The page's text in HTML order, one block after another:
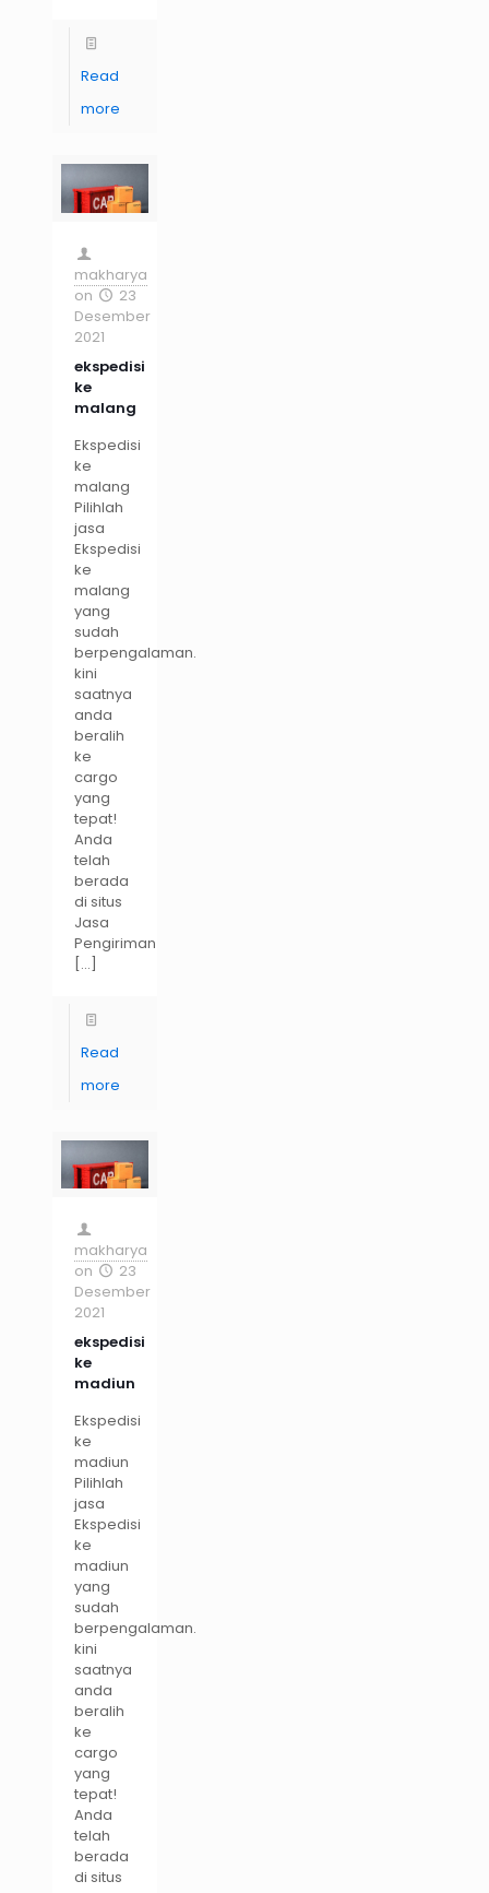
Read
more
makharya
on
23
Desember
2021
ekspedisi
ke
malang
Ekspedisi
ke
malang
Pilihlah
jasa
Ekspedisi
ke
malang
yang
sudah
berpengalaman.
kini
saatnya
anda
beralih
ke
cargo
yang
tepat!
Anda
telah
berada
di situs
Jasa
Pengiriman
[…]
Read
more
makharya
on
23
Desember
2021
ekspedisi
ke
madiun
Ekspedisi
ke
madiun
Pilihlah
jasa
Ekspedisi
ke
madiun
yang
sudah
berpengalaman.
kini
saatnya
anda
beralih
ke
cargo
yang
tepat!
Anda
telah
berada
di situs